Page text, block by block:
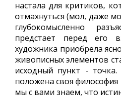
настала для критиков,
отмахнуться (мол, даже
глубокомысленно
предстает перед его
художника приобрела
живописных элементов
исходный пункт -
положена своя
мы с вами знаем, что